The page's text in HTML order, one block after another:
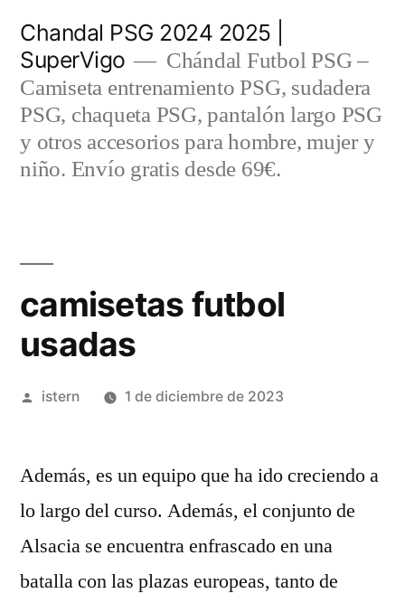
contenido
Chandal PSG 2024 2025 |
SuperVigo
Chándal Futbol PSG –
Camiseta entrenamiento PSG, sudadera
PSG, chaqueta PSG, pantalón largo PSG
y otros accesorios para hombre, mujer y
niño. Envío gratis desde 69€.
camisetas futbol
usadas
Publicado
istern 1 de diciembre de 2023
Además, es un equipo que ha ido creciendo a
lo largo del curso. Además, el conjunto de
Alsacia se encuentra enfrascado en una
batalla con las plazas europeas, tanto de